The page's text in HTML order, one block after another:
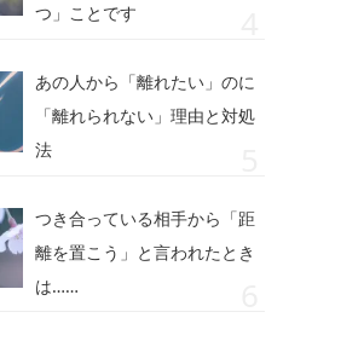
つ」ことです
あの人から「離れたい」のに
「離れられない」理由と対処
法
つき合っている相手から「距
離を置こう」と言われたとき
は……